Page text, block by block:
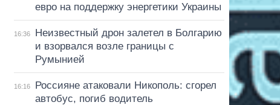
евро на поддержку энергетики Украины
16:36
Неизвестный дрон залетел в Болгарию
и взорвался возле границы с
Румынией
16:16
Россияне атаковали Никополь: сгорел
автобус, погиб водитель